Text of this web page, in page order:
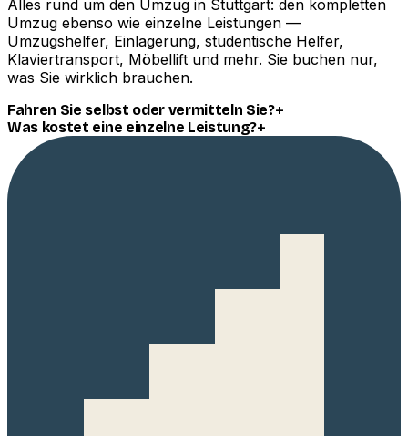
Alles rund um den Umzug in Stuttgart: den kompletten
Umzug ebenso wie einzelne Leistungen —
Umzugshelfer, Einlagerung, studentische Helfer,
Klaviertransport, Möbellift und mehr. Sie buchen nur,
was Sie wirklich brauchen.
Fahren Sie selbst oder vermitteln Sie?+
Was kostet eine einzelne Leistung?+